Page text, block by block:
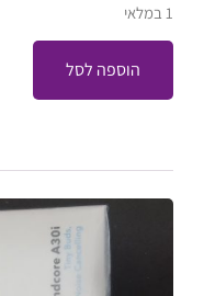
1 במלאי
הוספה לסל